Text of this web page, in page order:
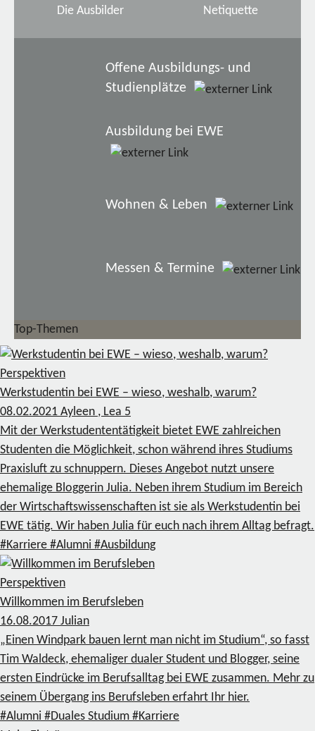
Die Ausbilder Netiquette
Offene Ausbildungs- und
Studienplätze
Ausbildung bei EWE
Wohnen & Leben
Messen & Termine
Top-Themen
Perspektiven
Werkstudentin bei EWE – wieso, weshalb, warum?
08.02.2021 Ayleen , Lea 5
Mit der Werkstudententätigkeit bietet EWE zahlreichen
Studenten die Möglichkeit, schon während ihres Studiums
Praxisluft zu schnuppern. Dieses Angebot nutzt unsere
ehemalige Bloggerin Julia. Neben ihrem Studium im Bereich
der Wirtschaftswissenschaften ist sie als Werkstudentin bei
EWE tätig. Wir haben Julia für euch nach ihrem Alltag befragt.
#Karriere #Alumni #Ausbildung
Perspektiven
Willkommen im Berufsleben
16.08.2017 Julian
„Einen Windpark bauen lernt man nicht im Studium“, so fasst
Tim Waldeck, ehemaliger dualer Student und Blogger, seine
ersten Eindrücke im Berufsalltag bei EWE zusammen. Mehr zu
seinem Übergang ins Berufsleben erfahrt Ihr hier.
#Alumni #Duales Studium #Karriere